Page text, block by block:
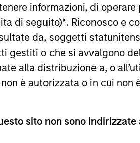
informazioni, di
di seguito)*. Riconosco e
da, soggetti
gestiti o che si avvalgono
alla distribuzione a, o
è autorizzata o in cui
sito non sono
Team (MSTV). Mr. Jivraj
analysis on investment